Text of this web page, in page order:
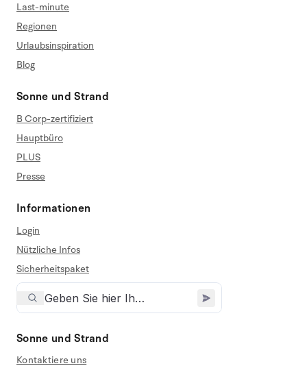
Last-minute
Regionen
Urlaubsinspiration
Blog
Sonne und Strand
B Corp-zertifiziert
Hauptbüro
PLUS
Presse
Informationen
Login
Nützliche Infos
Sicherheitspaket
Sonne und Strand
Kontaktiere uns